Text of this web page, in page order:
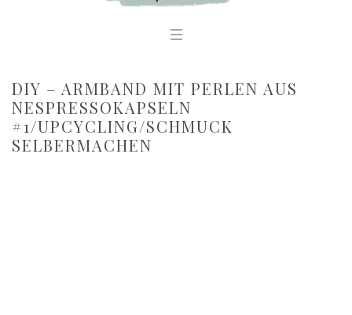
DIY – ARMBAND MIT PERLEN AUS
NESPRESSOKAPSELN
#1/UPCYCLING/SCHMUCK
SELBERMACHEN